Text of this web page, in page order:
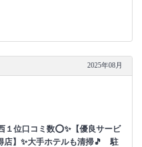
2025年08月
１位口コミ数⭕✨【優良サービ
店】✨大手ホテルも清掃🎵 駐